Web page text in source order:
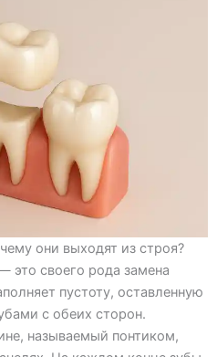
они выходят из строя?
это своего рода замена
пустоту, оставленную
с обеих сторон.
называемый понтиком,